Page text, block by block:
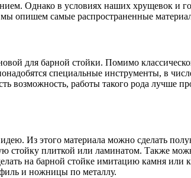
Однако в условиях наших хрущевок и
опишем самые распространенные
для барной стойки. Помимо
специальные инструменты, в
возможность, работы такого рода лучше
Из этого материала можно сделать
стойку плиткой или ламинатом. Также
на барной стойке имитацию камня или
и ножницы по металлу.